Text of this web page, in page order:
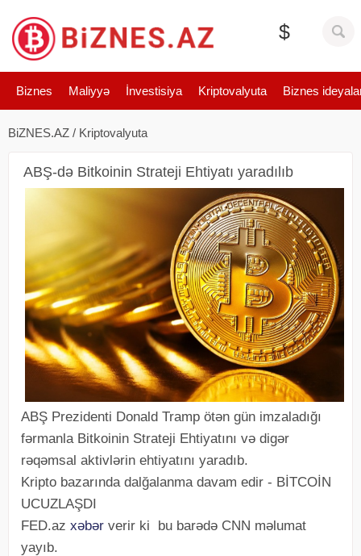
$
Biznes Maliyyə İnvestisiya Kriptovalyuta Biznes
BiZNES.AZ / Kriptovalyuta
ABŞ-də Bitkoinin Strateji Ehtiyatı yaradılıb
ABŞ Prezidenti Donald Tramp ötən gün imzaladığı
fərmanla Bitkoinin Strateji Ehtiyatını və digər
rəqəmsal aktivlərin ehtiyatını yaradıb.
Kripto bazarında dalğalanma davam edir - BİTCOİN
UCUZLAŞDI
FED.az xəbər verir ki bu barədə CNN məlumat
yayıb.